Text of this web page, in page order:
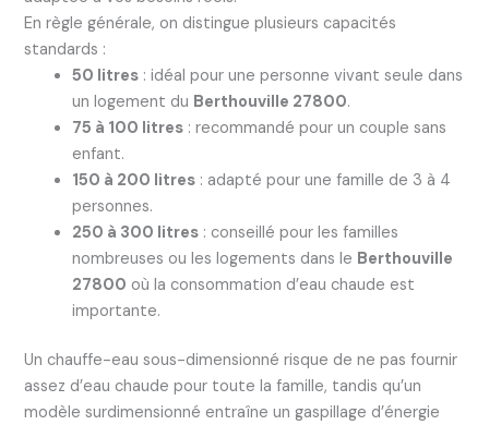
En règle générale, on distingue plusieurs capacités
standards :
50 litres: idéal pour une personne vivant seule dans
un logement du Berthouville 27800.
75 à 100 litres: recommandé pour un couple sans
enfant.
150 à 200 litres: adapté pour une famille de 3 à 4
personnes.
250 à 300 litres: conseillé pour les familles
nombreuses ou les logements dans le Berthouville
27800 où la consommation d’eau chaude est
importante.
Un chauffe-eau sous-dimensionné risque de ne pas fournir
assez d’eau chaude pour toute la famille, tandis qu’un
modèle surdimensionné entraîne un gaspillage d’énergie